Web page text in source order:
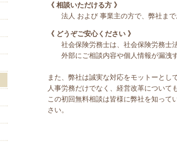
《 相談いただける方 》
法人 および 事業主の方で、弊社まで
《 どうぞご安心ください 》
社会保険労務士は、社会保険労務士法
外部にご相談内容や個人情報が漏洩す
また、弊社は誠実な対応をモットーとし
人事労務だけでなく、経営改革について
この初回無料相談は皆様に弊社を知って
さい。